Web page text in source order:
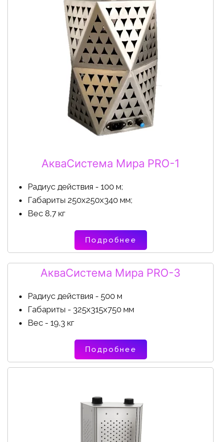
АкваСистема Мира PRO-1
Радиус действия - 100 м;
Габариты 250х250х340 мм;
Вес 8,7 кг
Подробнее
АкваСистема Мира PRO-3
Радиус действия - 500 м
Габариты - 325х315х750 мм
Вес - 19,3 кг
Подробнее